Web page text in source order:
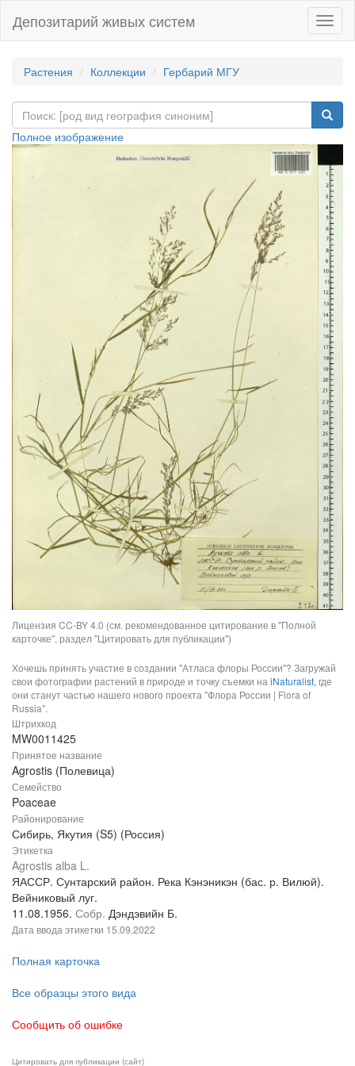
Депозитарий живых систем
Растения Коллекции Гербарий МГУ
Полное изображение
Лицензия CC-BY 4.0 (см. рекомендованное цитирование в "Полной
карточке", раздел "Цитировать для публикации")
Хочешь принять участие в создании "Атласа флоры России"? Загружай
свои фотографии растений в природе и точку съемки на iNaturalist, где
они станут частью нашего нового проекта "Флора России | Flora of
Russia".
Штрихкод
MW0011425
Принятое название
Agrostis (Полевица)
Семейство
Poaceae
Районирование
Сибирь, Якутия (S5) (Россия)
Этикетка
Agrostis alba L.
ЯАССР. Сунтарский район. Река Кэнэникэн (бас. р. Вилюй).
Вейниковый луг.
11.08.1956. Собр. Дэндэвийн Б.
Дата ввода этикетки 15.09.2022
Полная карточка
Все образцы этого вида
Сообщить об ошибке
Цитировать для публикации (сайт)